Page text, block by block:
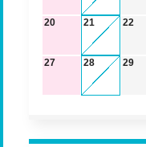
20 21 22
27 28 29